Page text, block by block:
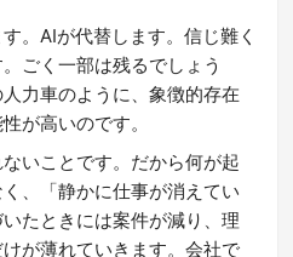
。AIが代替します。信じ難く
ごく一部は残るでしょう
力車のように、象徴的存在
が高いのです。
いことです。だから何が起
、「静かに仕事が消えてい
たときには案件が減り、理
が薄れていきます。会社で